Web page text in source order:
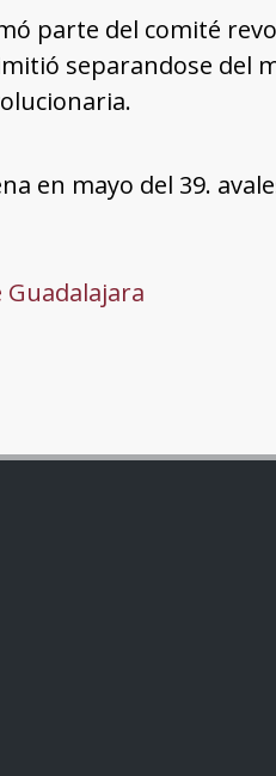
parte del comité
separandose del
en mayo del 39.